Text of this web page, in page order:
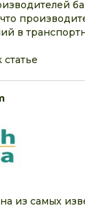
что
в
из самых